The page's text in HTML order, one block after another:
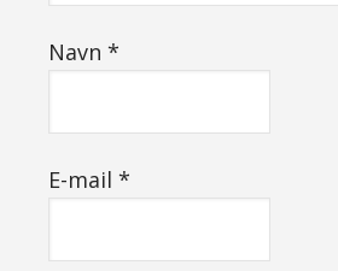
Navn *
E-mail *